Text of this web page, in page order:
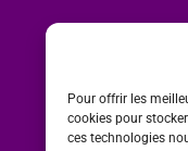
Pour offrir les
cookies pour
ces technologies